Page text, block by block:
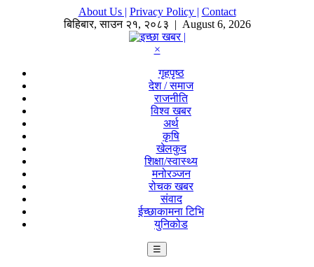
About Us | Privacy Policy | Contact
बिहिबार,साउन २१, २०८३ | August 6, 2026
×
गृहपृष्ठ
देश / समाज
राजनीति
विश्व खबर
अर्थ
कृषि
खेलकुद
शिक्षा/स्वास्थ्य
मनोरञ्जन
रोचक खबर
संवाद
ईच्छाकामना टिभि
युनिकोड
☰